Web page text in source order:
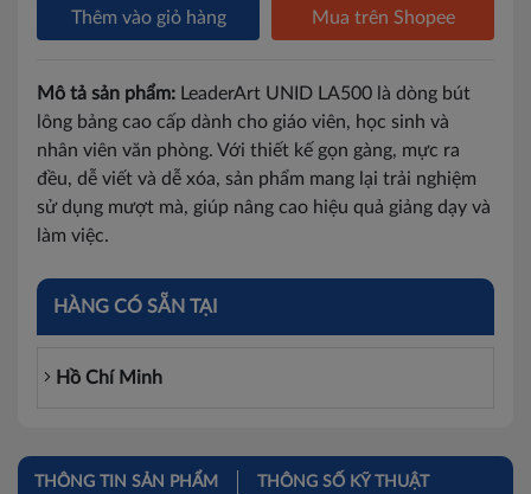
Thêm vào giỏ hàng Mua trên Shopee
Mô tả sản phẩm: LeaderArt UNID LA500 là dòng bút
lông bảng cao cấp dành cho giáo viên, học sinh và
nhân viên văn phòng. Với thiết kế gọn gàng, mực ra
đều, dễ viết và dễ xóa, sản phẩm mang lại trải nghiệm
sử dụng mượt mà, giúp nâng cao hiệu quả giảng dạy và
làm việc.
HÀNG CÓ SẴN TẠI
Hồ Chí Minh
THÔNG TIN SẢN PHẨM THÔNG SỐ KỸ THUẬT